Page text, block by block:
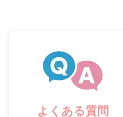
よくある質問